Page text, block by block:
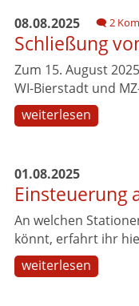
08.08.2025 2
Schließung
Zum 15. August
WI-Bierstadt und
weiterlesen
01.08.2025
Einsteuerung
An welchen
könnt, erfahrt ihr
weiterlesen